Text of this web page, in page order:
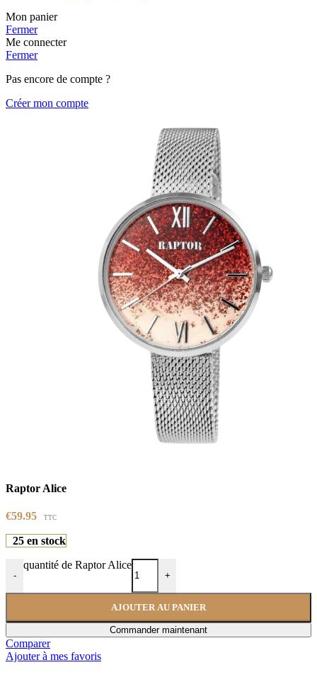
Mon panier
Fermer
Me connecter
Fermer
Pas encore de compte ?
Créer mon compte
Raptor Alice
€59.95 TTC
25 en stock
-
quantité de Raptor Alice
+
AJOUTER AU PANIER
Commander maintenant
Comparer
Ajouter à mes favoris